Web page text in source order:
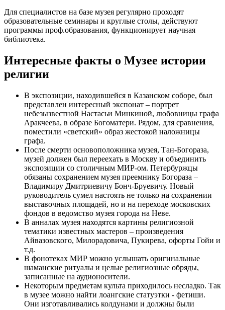
Для специалистов на базе музея регулярно проходят
образовательные семинары и круглые столы, действуют
программы проф.образования, функционирует научная
библиотека.
Интересные факты о Музее истории
религии
В экспозиции, находившейся в Казанском соборе, был
представлен интересный экспонат – портрет
небезызвестной Настасьи Минкиной, любовницы графа
Аракчеева, в образе Богоматери. Рядом, для сравнения,
поместили «светский» образ жестокой наложницы
графа.
После смерти основоположника музея, Тан-Богораза,
музей должен был переехать в Москву и объединить
экспозиции со столичным МИР-ом. Петербуржцы
обязаны сохранением музея преемнику Богораза –
Владимиру Дмитриевичу Бонч-Бруевичу. Новый
руководитель сумел настоять не только на сохранении
выставочных площадей, но и на переходе московских
фондов в ведомство музея города на Неве.
В анналах музея находятся картины религиозной
тематики известных мастеров – произведения
Айвазовского, Милорадовича, Пукирева, офорты Гойи и
т.д.
В фонотеках МИР можно услышать оригинальные
шаманские ритуалы и целые религиозные обряды,
записанные на аудионосители.
Некоторым предметам культа приходилось несладко. Так
в музее можно найти лоангские статуэтки - фетиши.
Они изготавливались колдунами и должны были